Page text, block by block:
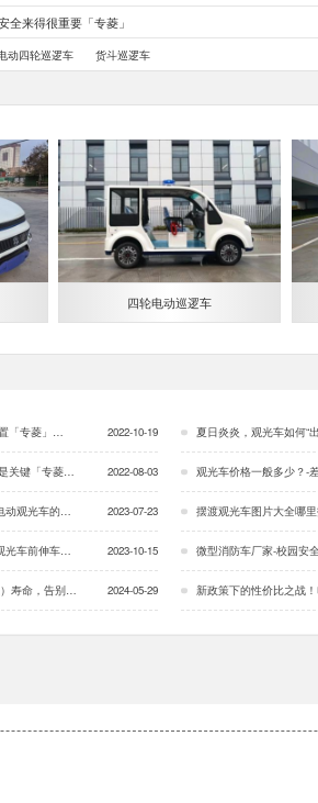
全来得很重要「专菱」
动四轮巡逻车 货斗巡逻车
四轮电动巡逻车
「专菱」… 2022-10-19 夏日炎炎，观光车如何“出招”
键「专菱」… 2022-08-03 观光车价格一般多少？-差异化营
工艺「专菱」… 2023-07-23 摆渡观光车图片大全哪里找？摆渡
好处？「专菱」… 2023-10-15 微型消防车厂家-校园安
烦恼！「专菱」… 2024-05-29 新政策下的性价比之战！电动